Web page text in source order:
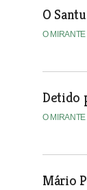
O
O
Detido
O
Mário